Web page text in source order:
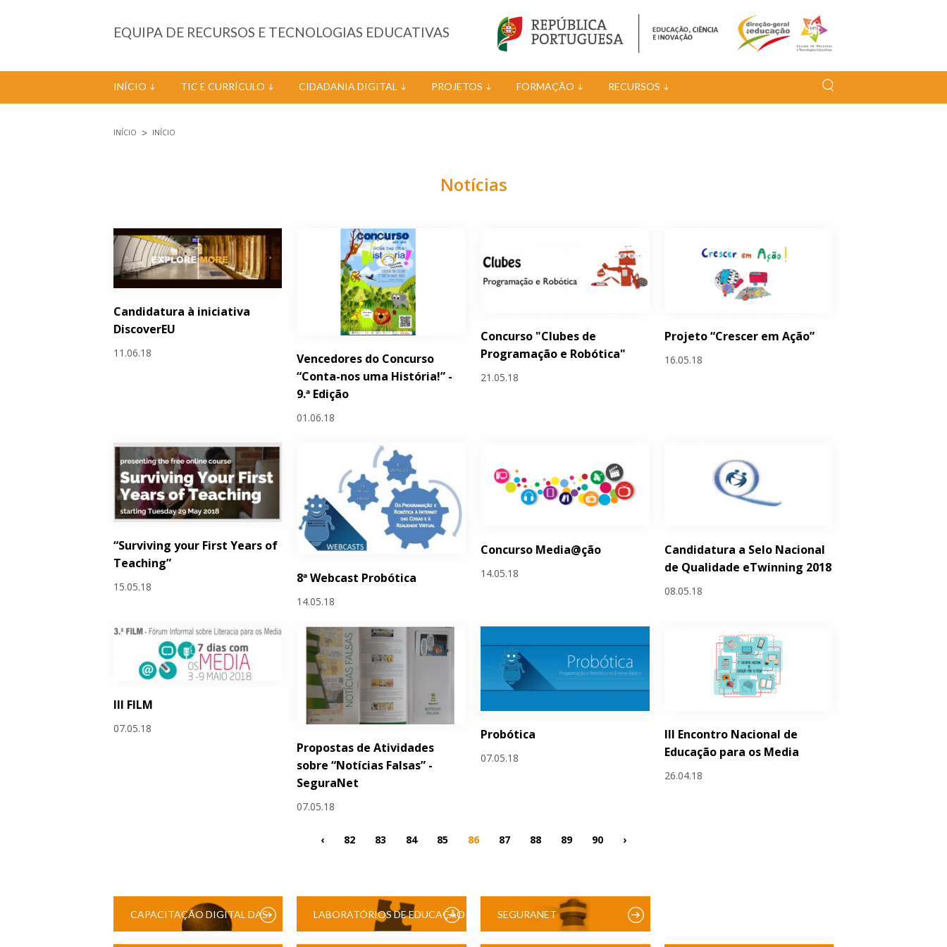
EQUIPA DE RECURSOS E TECNOLOGIAS EDUCATIVAS
INÍCIO TIC E CURRÍCULO CIDADANIA DIGITAL PROJETOS FORMAÇÃO RECURSOS
INÍCIO INÍCIO
Notícias
Candidatura à iniciativa
DiscoverEU
11.06.18
Vencedores do Concurso
“Conta-nos uma História!” -
9.ª Edição
01.06.18
Concurso "Clubes de
Programação e Robótica"
21.05.18
Projeto “Crescer em Ação”
16.05.18
“Surviving your First Years of
Teaching”
15.05.18
8ª Webcast Probótica
14.05.18
Concurso Media@ção
14.05.18
Candidatura a Selo Nacional
de Qualidade eTwinning 2018
08.05.18
III FILM
07.05.18
Propostas de Atividades
sobre “Notícias Falsas” -
SeguraNet
07.05.18
Probótica
07.05.18
III Encontro Nacional de
Educação para os Media
26.04.18
Páginas
‹ 82 83 84 85 86 87 88 89 90 ›
CAPACITAÇÃO DIGITAL DAS LABORATÓRIOS DE EDUCAÇÃO SEGURANET